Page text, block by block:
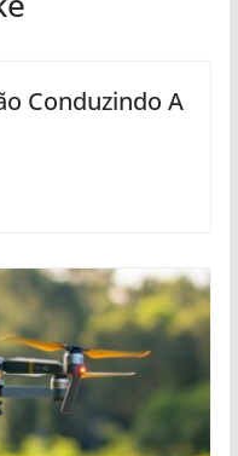
Conduzindo A